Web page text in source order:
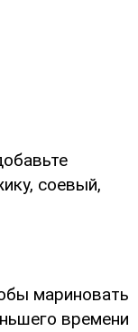
соевый,
мариновать
времени